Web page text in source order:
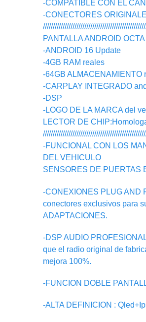
-COMPATIBLE CON EL
-CONECTORES
PANTALLA ANDROID
-ANDROID 16 Update
-4GB RAM reales
-64GB ALMACENAMIENTO
-CARPLAY INTEGRADO
-DSP
-LOGO DE LA MARCA del
LECTOR DE
-FUNCIONAL CON LOS
DEL VEHICULO
SENSORES DE PUERTAS
-CONEXIONES PLUG AND
conectores exclusivos para
ADAPTACIONES.
-DSP AUDIO
que el radio original de
mejora 100%.
-FUNCION DOBLE
-ALTA DEFINICION :